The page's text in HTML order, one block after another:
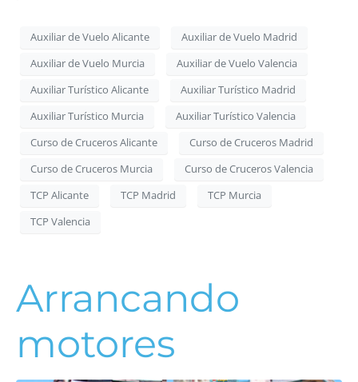
Auxiliar de Vuelo Alicante
Auxiliar de Vuelo Madrid
Auxiliar de Vuelo Murcia
Auxiliar de Vuelo Valencia
Auxiliar Turístico Alicante
Auxiliar Turístico Madrid
Auxiliar Turístico Murcia
Auxiliar Turístico Valencia
Curso de Cruceros Alicante
Curso de Cruceros Madrid
Curso de Cruceros Murcia
Curso de Cruceros Valencia
TCP Alicante
TCP Madrid
TCP Murcia
TCP Valencia
Arrancando
motores